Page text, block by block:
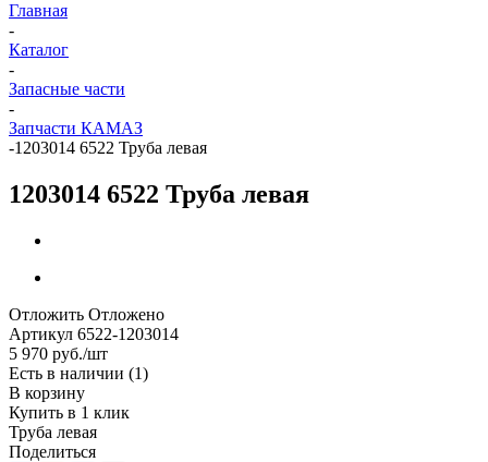
Главная
-
Каталог
-
Запасные части
-
Запчасти КАМАЗ
-1203014 6522 Труба левая
1203014 6522 Труба левая
Отложить Отложено
Артикул 6522-1203014
5 970 руб./шт
Есть в наличии (1)
В корзину
Купить в 1 клик
Труба левая
Поделиться